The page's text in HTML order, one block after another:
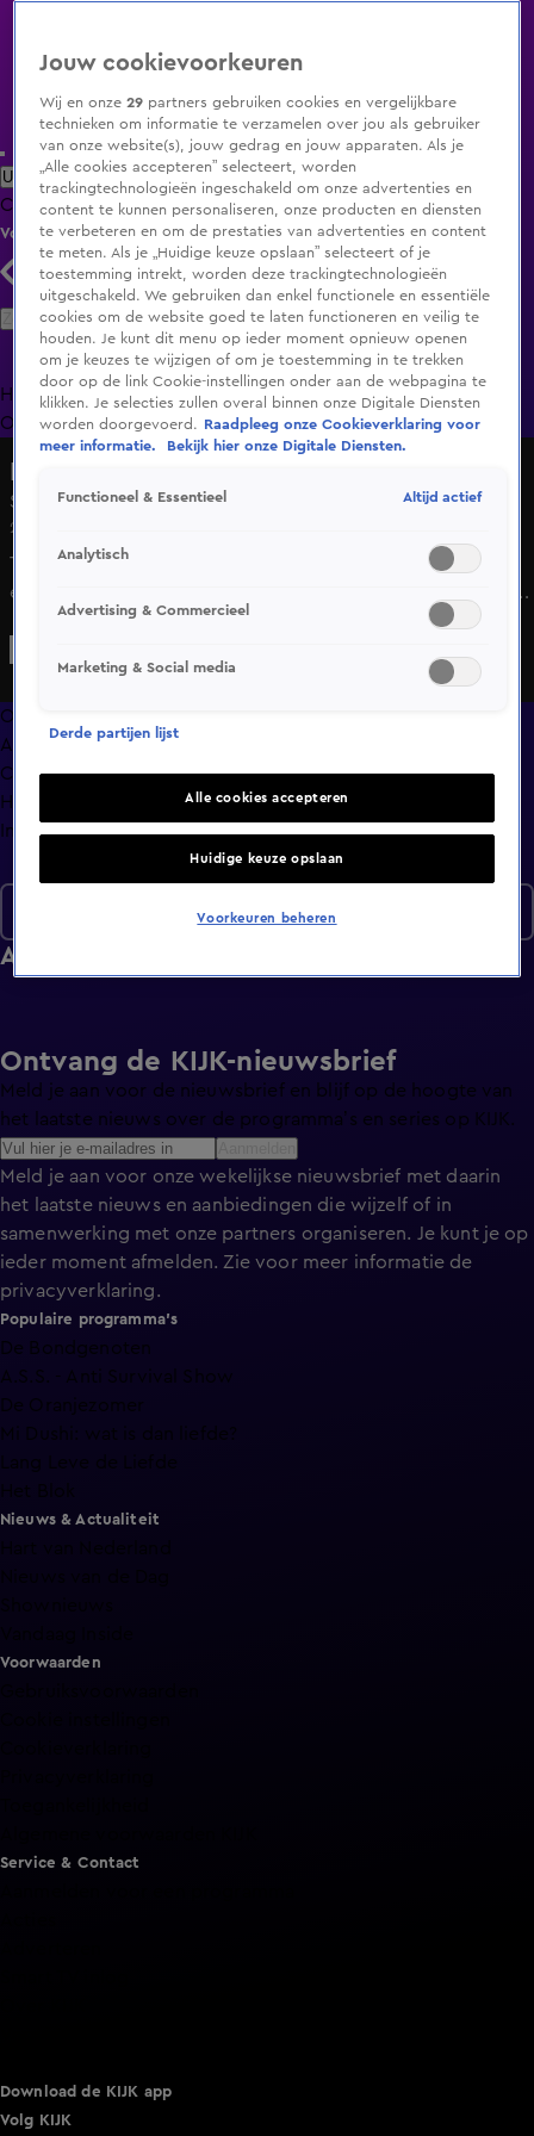
Uitzending Gemist Populaire programma's Zenders Genres
ClipsFilmsRadioSmart TV inlogShop
Volg KIJK
Zoeken
HomeUitzending Gemist Programma's De Bondgenoten
OranjezomerLivestreamsShop
Seizoen 7, aflevering 138
26 mrt 2025, 18:53
Tweeling Kim en Nancy gaan tegelijk op date met hun
eigen fitboy. Ze houden alle vier van sport, maar dat is niet
het enige waarop het fysiek wordt.
Overzicht
Afleveringen
Clips
Hoe is het nu met?
Info
Afleveringen
Ontvang de KIJK-nieuwsbrief
Meld je aan voor de nieuwsbrief en blijf op de hoogte van
het laatste nieuws over de programma’s en series op KIJK.
Meld je aan voor onze wekelijkse nieuwsbrief met daarin
het laatste nieuws en aanbiedingen die wijzelf of in
samenwerking met onze partners organiseren. Je kunt je op
ieder moment afmelden. Zie voor meer informatie de
privacyverklaring.
Populaire programma's
De Bondgenoten
A.S.S. - Anti Survival Show
De Oranjezomer
Mi Dushi: wat is dan liefde?
Nieuws & Actualiteit
Voorwaarden
Service & Contact
Download de KIJK app
Volg KIJK
Jouw cookievoorkeuren
Wij en onze29 partners gebruiken cookies en vergelijkbare
technieken om informatie te verzamelen over jou als gebruiker
van onze website(s), jouw gedrag en jouw apparaten. Als je
„Alle cookies accepteren” selecteert, worden
trackingtechnologieën ingeschakeld om onze advertenties en
content te kunnen personaliseren, onze producten en diensten
te verbeteren en om de prestaties van advertenties en content
te meten. Als je „Huidige keuze opslaan” selecteert of je
toestemming intrekt, worden deze trackingtechnologieën
uitgeschakeld. We gebruiken dan enkel functionele en essentiële
cookies om de website goed te laten functioneren en veilig te
houden. Je kunt dit menu op ieder moment opnieuw openen
om je keuzes te wijzigen of om je toestemming in te trekken
door op de link Cookie-instellingen onder aan de webpagina te
klikken. Je selecties zullen overal binnen onze Digitale Diensten
worden doorgevoerd.
Raadpleeg onze Cookieverklaring voor
meer informatie.
Bekijk hier onze Digitale Diensten.
Functioneel & Essentieel Altijd actief
Analytisch
Advertising & Commercieel
Marketing & Social media
Derde partijen lijst
Alle cookies accepteren
Huidige keuze opslaan
Voorkeuren beheren